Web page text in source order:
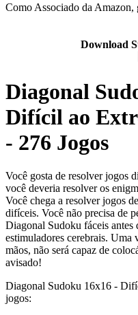
Como Associado da Amazon,
Download
Diagonal
Difícil ao
- 276 Jogos
Você gosta de resolver jogos
você deveria resolver os
Você chega a resolver jogos
difíceis. Você não precisa de
Diagonal Sudoku fáceis antes
estimuladores cerebrais. Uma
mãos, não será capaz de
avisado!
Diagonal Sudoku 16x16 -
jogos: